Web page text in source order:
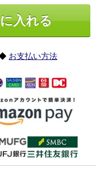
お支払い方法